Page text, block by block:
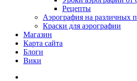
Рецепты
Аэрография на различных
Краски для аэрографии
Магазин
Карта сайта
Блоги
Вики